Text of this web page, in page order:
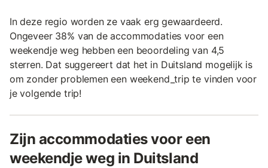
In deze regio worden ze vaak erg gewaardeerd.
Ongeveer 38% van de accommodaties voor een
weekendje weg hebben een beoordeling van 4,5
sterren. Dat suggereert dat het in Duitsland mogelijk is
om zonder problemen een weekend_trip te vinden voor
je volgende trip!
Zijn accommodaties voor een
weekendje weg in Duitsland